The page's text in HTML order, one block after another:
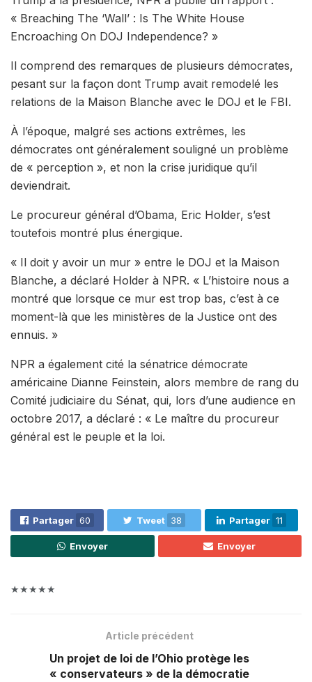
« Breaching The ‘Wall’ : Is The White House
Encroaching On DOJ Independence? »
Il comprend des remarques de plusieurs démocrates,
pesant sur la façon dont Trump avait remodelé les
relations de la Maison Blanche avec le DOJ et le FBI.
À l’époque, malgré ses actions extrêmes, les
démocrates ont généralement souligné un problème
de « perception », et non la crise juridique qu’il
deviendrait.
Le procureur général d’Obama, Eric Holder, s’est
toutefois montré plus énergique.
« Il doit y avoir un mur » entre le DOJ et la Maison
Blanche, a déclaré Holder à NPR. « L’histoire nous a
montré que lorsque ce mur est trop bas, c’est à ce
moment-là que les ministères de la Justice ont des
ennuis. »
NPR a également cité la sénatrice démocrate
américaine Dianne Feinstein, alors membre de rang du
Comité judiciaire du Sénat, qui, lors d’une audience en
octobre 2017, a déclaré : « Le maître du procureur
général est le peuple et la loi.
Partager 60 Tweet 38 Partager 11
Envoyer Envoyer
★★★★★
Article précédent
Un projet de loi de l’Ohio protège les
« conservateurs » de la démocratie